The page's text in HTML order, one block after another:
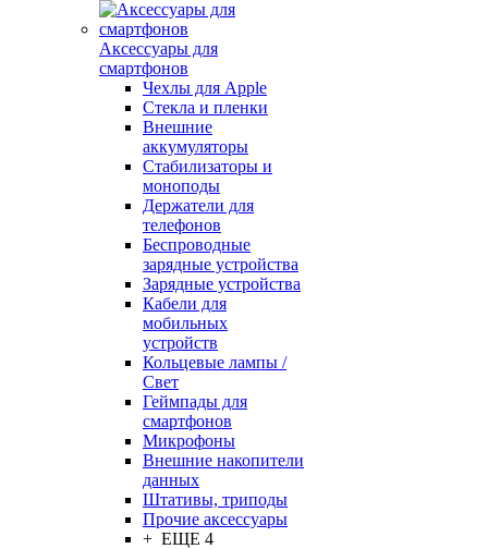
Аксессуары для
смартфонов
Чехлы для Apple
Стекла и пленки
Внешние
аккумуляторы
Стабилизаторы и
моноподы
Держатели для
телефонов
Беспроводные
зарядные устройства
Зарядные устройства
Кабели для
мобильных
устройств
Кольцевые лампы /
Свет
Геймпады для
смартфонов
Микрофоны
Внешние накопители
данных
Штативы, триподы
Прочие аксессуары
+ ЕЩЕ 4